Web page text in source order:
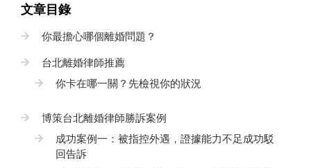
文章目錄
你最擔心哪個離婚問題？
台北離婚律師推薦
你卡在哪一關？先檢視你的狀況
博策台北離婚律師勝訴案例
成功案例一：被指控外遇，證據能力不足成功駁
回告訴